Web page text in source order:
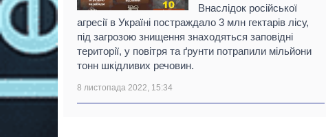
Внаслідок російської
агресії в Україні постраждало 3 млн гектарів лісу,
під загрозою знищення знаходяться заповідні
території, у повітря та ґрунти потрапили мільйони
тонн шкідливих речовин.
8 листопада 2022, 15:34